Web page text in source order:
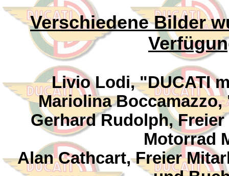
Verschiedene Bilder
Livio Lodi, "DUCATI
Mariolina
Gerhard Rudolph,
Motorrad
Alan Cathcart, Freier